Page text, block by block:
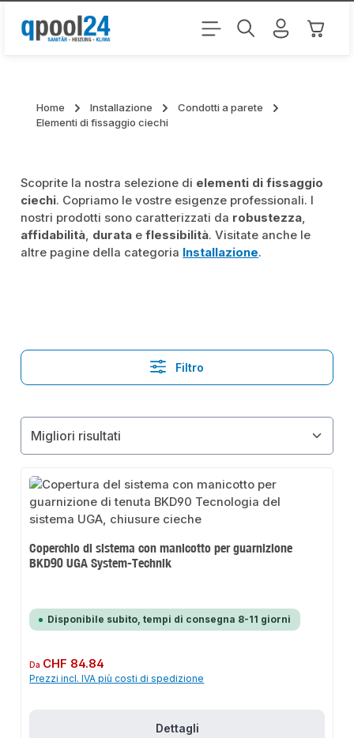
Passa al contenuto principale Il
Home Installazione
Condotti a parete
Elementi di fissaggio ciechi
Scoprite la nostra selezione di elementi di fissaggio
ciechi. Copriamo le vostre esigenze professionali. I
nostri prodotti sono caratterizzati da robustezza,
affidabilità, durata eflessibilità. Visitate anche le
altre pagine della categoria Installazione.
Filtro
Coperchio di sistema con manicotto per guarnizione
BKD90 UGA System-Technik
Disponibile subito, tempi di consegna 8-11 giorni
Prezzo normale:
Da CHF 84.84
Prezzi incl. IVA più costi di spedizione
Dettagli